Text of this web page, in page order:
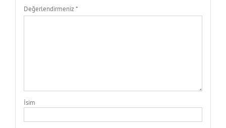
Değerlendirmeniz*
İsim